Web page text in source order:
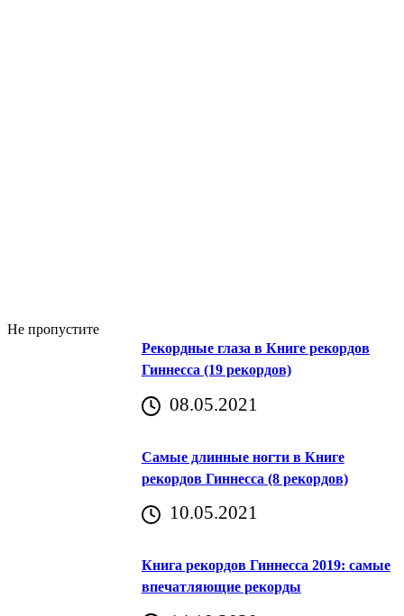
Не пропустите
Рекордные глаза в Книге рекордов
Гиннесса (19 рекордов)
08.05.2021
Самые длинные ногти в Книге
рекордов Гиннесса (8 рекордов)
10.05.2021
Книга рекордов Гиннесса 2019: самые
впечатляющие рекорды